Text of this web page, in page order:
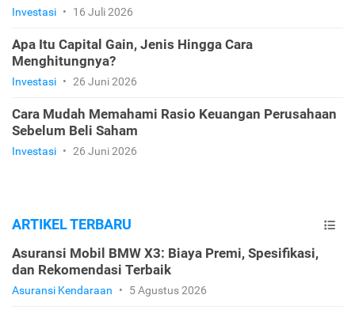
Investasi • 16 Juli 2026
Apa Itu Capital Gain, Jenis Hingga Cara
Menghitungnya?
Investasi • 26 Juni 2026
Cara Mudah Memahami Rasio Keuangan Perusahaan
Sebelum Beli Saham
Investasi • 26 Juni 2026
ARTIKEL TERBARU
Asuransi Mobil BMW X3: Biaya Premi, Spesifikasi,
dan Rekomendasi Terbaik
Asuransi Kendaraan • 5 Agustus 2026